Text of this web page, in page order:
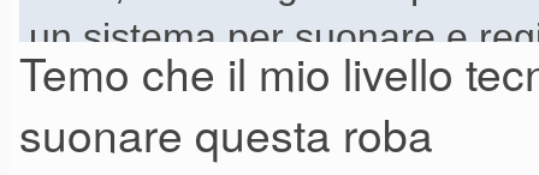
un sistema per suonare e
che affidarle a MuseScore.
è che tu possa riuscirci
Temo che il mio livello
suonare questa roba